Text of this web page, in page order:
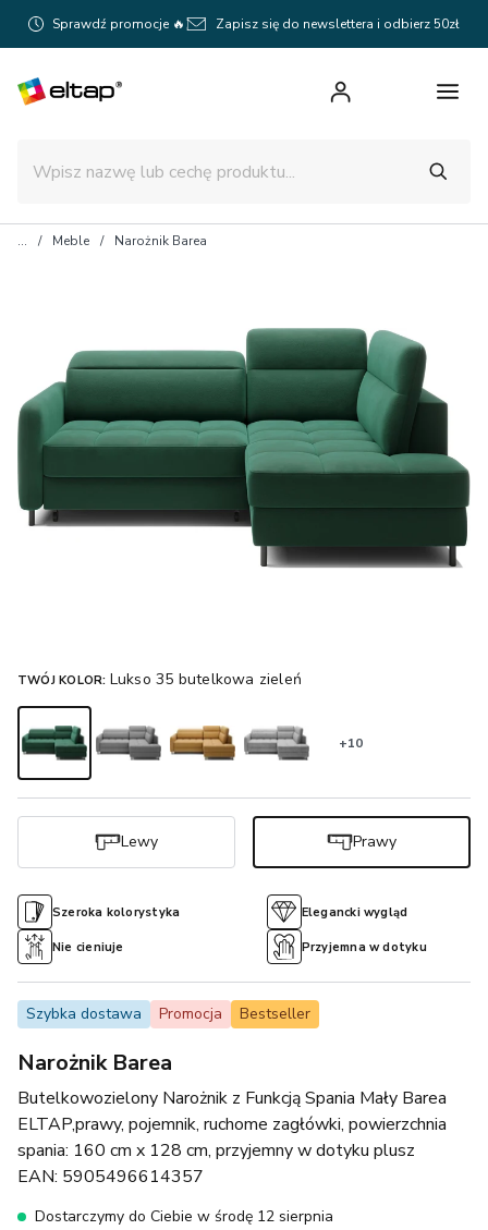
Sprawdź promocje 🔥 Zapisz się do newslettera i odbierz 50zł
Meble Narożnik Barea
Szybka dostawa Promocja Bestseller
Narożnik Barea
Butelkowozielony Narożnik z Funkcją Spania Mały Barea
ELTAP,prawy, pojemnik, ruchome zagłówki, powierzchnia
spania: 160 cm x 128 cm, przyjemny w dotyku plusz
EAN: 5905496614357
Dostarczymy do Ciebie w środę 12 sierpnia
TWÓJ KOLOR: Lukso 35 butelkowa zieleń
Szeroka kolorystyka Elegancki wygląd
Nie cieniuje Przyjemna w dotyku
+10
Lewy Prawy